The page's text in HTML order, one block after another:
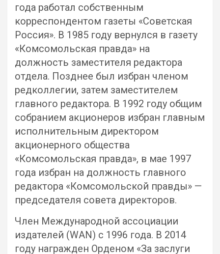
года работал собственным
корреспондентом газеты «Советская
Россия». В 1985 году вернулся в газету
«Комсомольская правда» на
должность заместителя редактора
отдела. Позднее был избран членом
редколлегии, затем заместителем
главного редактора. В 1992 году общим
собранием акционеров избран главным
исполнительным директором
акционерного общества
«Комсомольская правда», в мае 1997
года избран на должность главного
редактора «Комсомольской правды» —
председателя совета директоров.
Член Международной ассоциации
издателей (WAN) с 1996 года. В 2014
году награжден Орденом «За заслуги